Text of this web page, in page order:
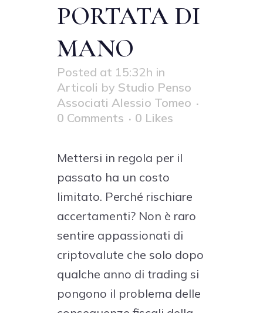
PORTATA DI
MANO
Posted at 15:32h in
Articoli by Studio Penso
Associati Alessio Tomeo
0 Comments
0 Likes
Mettersi in regola per il
passato ha un costo
limitato. Perché rischiare
accertamenti? Non è raro
sentire appassionati di
criptovalute che solo dopo
qualche anno di trading si
pongono il problema delle